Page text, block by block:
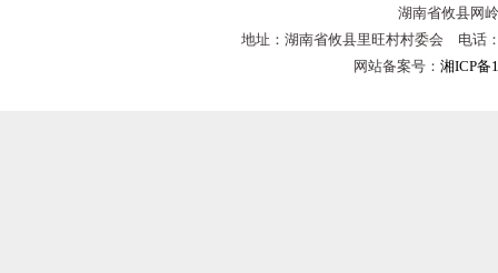
湖南省攸县网
地址：湖南省攸县里旺村村委会 电
网站备案号： 湘ICP备